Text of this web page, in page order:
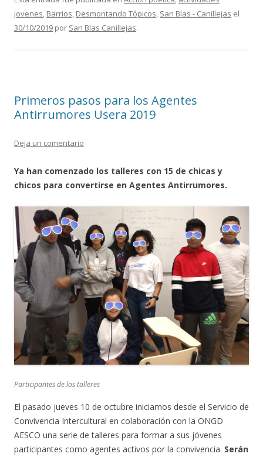
b er l p
jovenes, Barrios, Desmontando Tópicos, San Blas - Canillejas el
30/10/2019 por San Blas Canillejas.
Primeros pasos para los Agentes
Antirrumores Usera 2019
Deja un comentario
Ya han comenzado los talleres con 15 de chicas y
chicos para convertirse en Agentes Antirrumores.
Participantes de los talleres
El pasado jueves 10 de octubre iniciamos desde el Servicio de
Convivencia Intercultural en colaboración con la ONGD
AESCO una serie de talleres para formar a sus jóvenes
participantes como agentes activos por la convivencia. Serán